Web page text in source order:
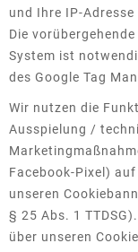
und Ihre IP-
Die
System ist
des Google Tag
Wir nutzen die
Ausspielung /
Facebook-Pixel)
unseren
§ 25 Abs. 1
über unseren